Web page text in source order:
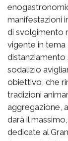
manifestazioni
di svolgimento
vigente in tema
distanziamento
sodalizio
obiettivo, che
tradizioni
aggregazione,
darà il
dedicate al